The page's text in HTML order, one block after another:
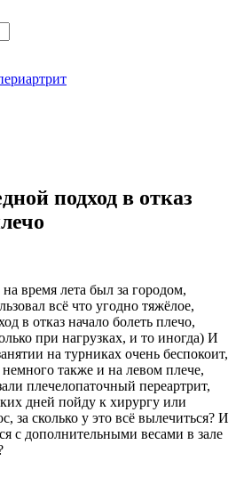
подход в отказ
время лета был за городом,
всё что угодно тяжёлое,
в отказ начало болеть плечо,
при нагрузках, и то иногда) И
на турниках очень беспокоит,
также и на левом плече,
плечелопаточный переартрит,
дней пойду к хирургу или
за сколько у это всё вылечиться? И
с дополнительными весами в зале